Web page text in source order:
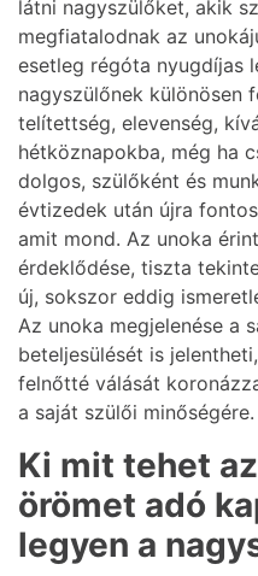
látni nagyszülőket, akik
megfiatalodnak az
esetleg régóta nyugdíjas
nagyszülőnek különösen
telítettség, elevenség,
hétköznapokba, még ha
dolgos, szülőként és
évtizedek után újra
amit mond. Az unoka
érdeklődése, tiszta
új, sokszor eddig
Az unoka megjelenése a
beteljesülését is
felnőtté válását
a saját szülői minőségére.
Ki mit tehet
örömet adó
legyen a